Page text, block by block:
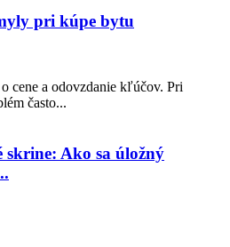
pri kúpe bytu
cene a odovzdanie kľúčov. Pri
často...
skrine: Ako sa úložný